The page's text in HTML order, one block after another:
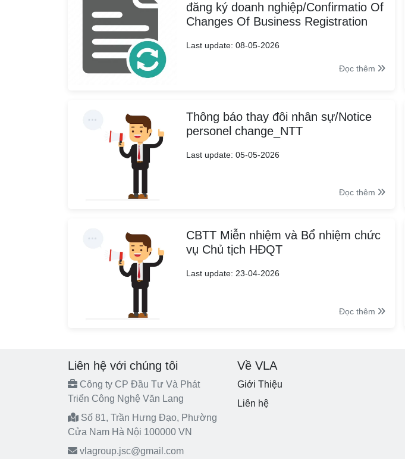
đăng ký doanh nghiệp/Confirmatio Of
Changes Of Business Registration
Last update: 08-05-2026
Đọc thêm
Thông báo thay đôi nhân sự/Notice
personel change_NTT
Last update: 05-05-2026
Đọc thêm
CBTT Miễn nhiệm và Bổ nhiệm chức
vụ Chủ tịch HĐQT
Last update: 23-04-2026
Đọc thêm
Liên hệ với chúng tôi
Công ty CP Đầu Tư Và Phát
Triển Công Nghệ Văn Lang
Số 81, Trần Hưng Đạo, Phường
Cửa Nam Hà Nội 100000 VN
vlagroup.jsc@gmail.com
Về VLA
Giới Thiệu
Liên hệ